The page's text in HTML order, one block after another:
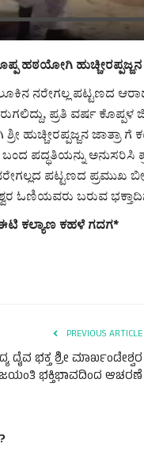
ಹಠಯೋಗಿ
ನರೇಗಲ್ಲ ಪಟ್ಟಣದ
ಪ್ರತಿ ವರ್ಷ ಕೊಪ್ಪಳ
ಹುಚ್ಚೀರಪ್ಪಜ್ಜನ ಜಾತ್ರಾ
ಪದ್ಧತಿಯನ್ನು ಅನುಸರಿಸಿ
ನರೇಗಲ್ಲದ ಪಟ್ಟಣದ ಪ್ರಮುಖ
ಓಣಿಯವರು ಬರುವ
ಈಟಿ ಕಲ್ಯಾಣ ಕಹಳೆ ಗದಗ*
PREVIOUS ARTICLE
ಭಕ್ತ ಶ್ರೀ ಮಾರ್ಖಂಡೇಶ್ವರ
ಭಕ್ತಿಭಾವದಿಂದ ಆಚರಣೆ